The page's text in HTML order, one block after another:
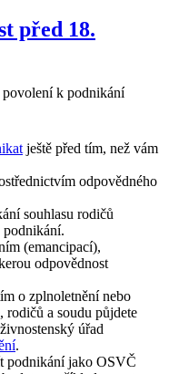
před 18.
k podnikání
ještě před tím, než vám
odpovědného
souhlasu rodičů
podnikání.
(emancipací),
odpovědnost
o zplnoletnění nebo
rodičů a soudu půjdete
úřad
.
podnikání jako OSVČ